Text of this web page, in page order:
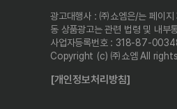
광고대행사 : ㈜쇼엠은/는 페이지
동 상품광고는 관련 법령 및 내부
사업자등록번호 : 318-87-
Copyright (c) ㈜쇼엠 All
[개인정보처리방침]